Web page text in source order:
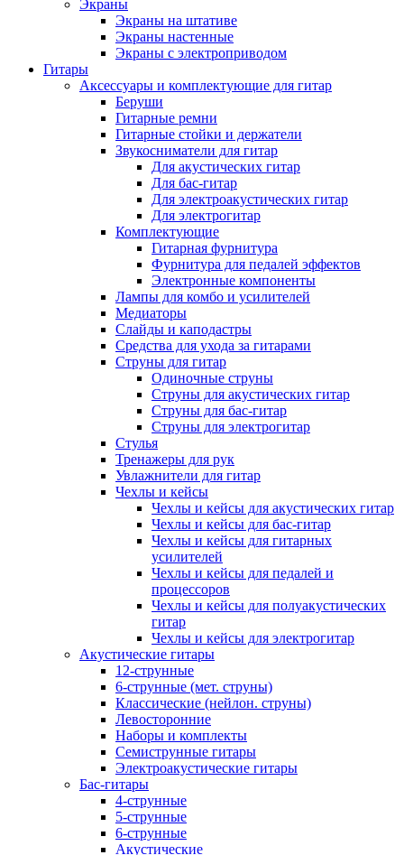
Экраны
Экраны на штативе
Экраны настенные
Экраны с электроприводом
Гитары
Аксессуары и комплектующие для гитар
Беруши
Гитарные ремни
Гитарные стойки и держатели
Звукосниматели для гитар
Для акустических гитар
Для бас-гитар
Для электроакустических гитар
Для электрогитар
Комплектующие
Гитарная фурнитура
Фурнитура для педалей эффектов
Электронные компоненты
Лампы для комбо и усилителей
Медиаторы
Слайды и каподастры
Средства для ухода за гитарами
Струны для гитар
Одиночные струны
Струны для акустических гитар
Струны для бас-гитар
Струны для электрогитар
Стулья
Тренажеры для рук
Увлажнители для гитар
Чехлы и кейсы
Чехлы и кейсы для акустических гитар
Чехлы и кейсы для бас-гитар
Чехлы и кейсы для гитарных
усилителей
Чехлы и кейсы для педалей и
процессоров
Чехлы и кейсы для полуакустических
гитар
Чехлы и кейсы для электрогитар
Акустические гитары
12-струнные
6-струнные (мет. струны)
Классические (нейлон. струны)
Левосторонние
Наборы и комплекты
Семиструнные гитары
Электроакустические гитары
Бас-гитары
4-струнные
5-струнные
6-струнные
Акустические